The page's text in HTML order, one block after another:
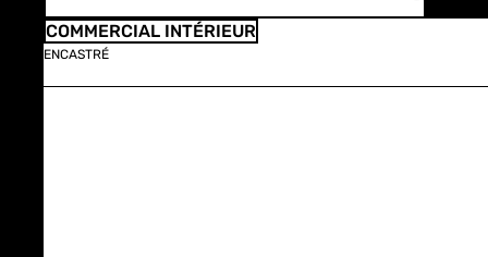
COMMERCIAL INTÉRIEUR
ENCASTRÉ